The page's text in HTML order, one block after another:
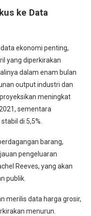
ke Data
ekonomi penting,
yang diperkirakan
dalam enam bulan
output industri dan
meningkat
sementara
di 5,5%.
barang,
pengeluaran
Reeves, yang akan
publik.
merilis data harga grosir,
menurun.